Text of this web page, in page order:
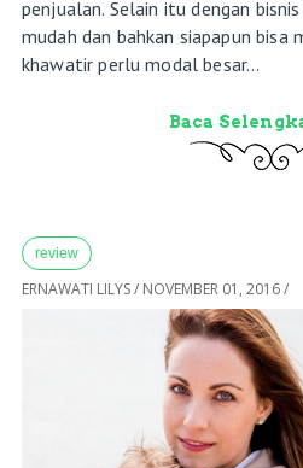
penjualan. Selain itu dengan
mudah dan bahkan siapapun bisa
khawatir perlu modal besar...
Baca
review
ERNAWATI LILYS/ NOVEMBER 01, 2016/